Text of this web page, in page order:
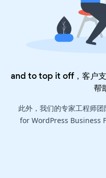
and to top it off，客户
帮
此外，我们的专家工程师
for WordPress Business